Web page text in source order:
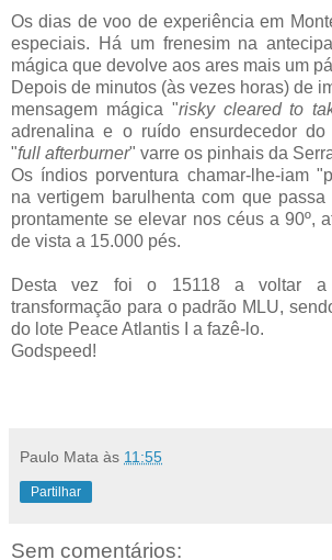
Os dias de voo de experiência em
especiais. Há um frenesim na
mágica que devolve aos ares mais um
Depois de minutos (às vezes horas) de
mensagem mágica "risky cleared to
adrenalina e o ruído ensurdecedor do
"full afterburner" varre os pinhais da
Os índios porventura chamar-lhe-iam
na vertigem barulhenta com que
prontamente se elevar nos céus a 90º,
de vista a 15.000 pés.
Desta vez foi o 15118 a voltar a
transformação para o padrão MLU,
do lote Peace Atlantis I a fazê-lo.
Godspeed!
Paulo Mata às 11:55
Partilhar
Sem comentários: